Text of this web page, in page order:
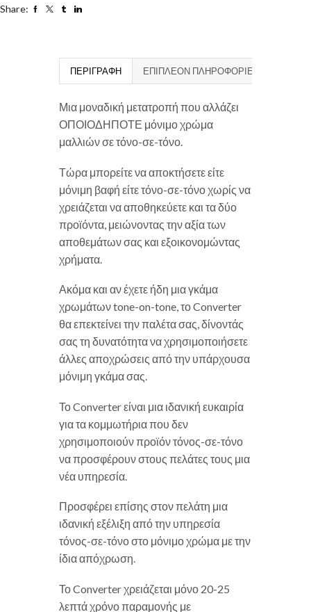
Share:
ΠΕΡΙΓΡΑΦΉ ΕΠΙΠΛΈΟΝ ΠΛΗΡΟΦΟΡΊΕΣ
Μια μοναδική μετατροπή που αλλάζει
ΟΠΟΙΟΔΗΠΟΤΕ μόνιμο χρώμα
μαλλιών σε τόνο-σε-τόνο.
Τώρα μπορείτε να αποκτήσετε είτε
μόνιμη βαφή είτε τόνο-σε-τόνο χωρίς να
χρειάζεται να αποθηκεύετε και τα δύο
προϊόντα, μειώνοντας την αξία των
αποθεμάτων σας και εξοικονομώντας
χρήματα.
Ακόμα και αν έχετε ήδη μια γκάμα
χρωμάτων tone-on-tone, το Converter
θα επεκτείνει την παλέτα σας, δίνοντάς
σας τη δυνατότητα να χρησιμοποιήσετε
άλλες αποχρώσεις από την υπάρχουσα
μόνιμη γκάμα σας.
Το Converter είναι μια ιδανική ευκαιρία
για τα κομμωτήρια που δεν
χρησιμοποιούν προϊόν τόνος-σε-τόνο
να προσφέρουν στους πελάτες τους μια
νέα υπηρεσία.
Προσφέρει επίσης στον πελάτη μια
ιδανική εξέλιξη από την υπηρεσία
τόνος-σε-τόνο στο μόνιμο χρώμα με την
ίδια απόχρωση.
Το Converter χρειάζεται μόνο 20-25
λεπτά χρόνο παραμονής με